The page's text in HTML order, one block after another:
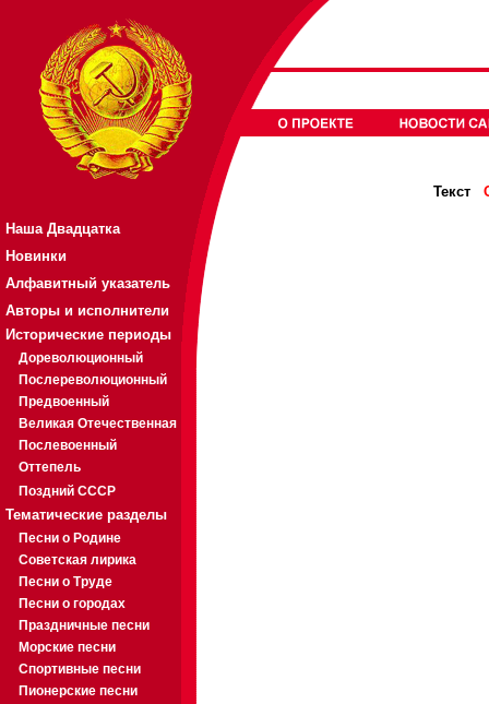
Наша Двадцатка
Новинки
Алфавитный указатель
Авторы и исполнители
Исторические периоды
Дореволюционный
Послереволюционный
Предвоенный
Великая Отечественная
Послевоенный
Оттепель
Поздний СССР
Тематические разделы
Песни о Родине
Советская лирика
Песни о Труде
Песни о городах
Праздничные песни
Морские песни
Спортивные песни
Пионерские песни
Текст